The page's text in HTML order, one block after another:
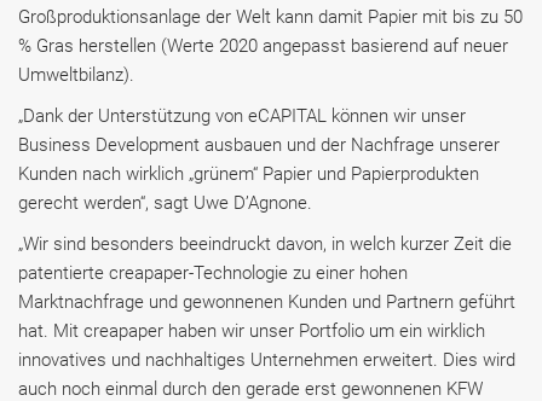
Großproduktionsanlage der Welt kann damit Papier mit bis zu 50
% Gras herstellen (Werte 2020 angepasst basierend auf neuer
Umweltbilanz).
„Dank der Unterstützung von eCAPITAL können wir unser
Business Development ausbauen und der Nachfrage unserer
Kunden nach wirklich „grünem“ Papier und Papierprodukten
gerecht werden“, sagt Uwe D’Agnone.
„Wir sind besonders beeindruckt davon, in welch kurzer Zeit die
patentierte creapaper-Technologie zu einer hohen
Marktnachfrage und gewonnenen Kunden und Partnern geführt
hat. Mit creapaper haben wir unser Portfolio um ein wirklich
innovatives und nachhaltiges Unternehmen erweitert. Dies wird
auch noch einmal durch den gerade erst gewonnenen KFW